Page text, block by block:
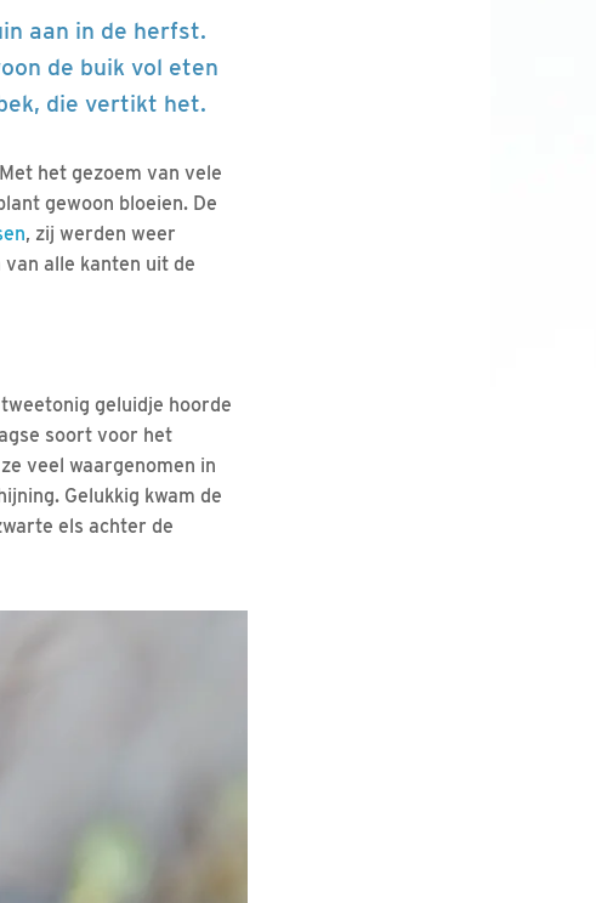
aan in de herfst.
de buik vol eten
die vertikt het.
het gezoem van vele
gewoon bloeien. De
, zij werden weer
alle kanten uit de
geluidje hoorde
soort voor het
veel waargenomen in
Gelukkig kwam de
els achter de